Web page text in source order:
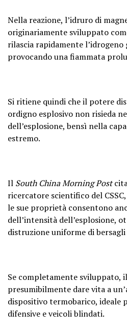
Nella reazione, l’idruro di
originariamente sviluppato
rilascia rapidamente l’idrogeno
provocando una fiammata
Si ritiene quindi che il potere
ordigno esplosivo non risieda
dell’esplosione, bensì nella
estremo.
Il South China Morning Post
ricercatore scientifico del
le sue proprietà consentono
dell’intensità dell’esplosione,
distruzione uniforme di bersagli
Se completamente sviluppato,
presumibilmente dare vita a
dispositivo termobarico,
difensive e veicoli blindati.